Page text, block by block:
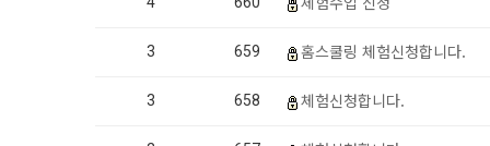
3 659 홈스쿨링 체험신청합니다.
3 658 체험신청합니다.